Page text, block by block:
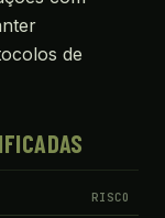
de
RISCO